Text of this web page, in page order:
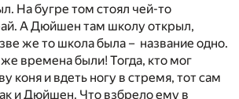
На бугре том стоял чей-то
А Дюйшен там школу открыл,
же то школа была – название одно.
времена были! Тогда, кто мог
коня и вдеть ногу в стремя, тот сам
и Дюйшен. Что взбрело ему в